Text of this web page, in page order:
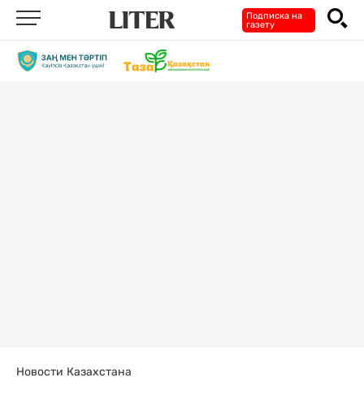
Подписка на
газету
Новости Казахстана